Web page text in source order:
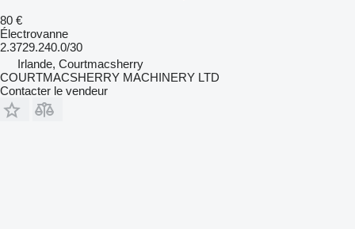
80 €
Électrovanne
2.3729.240.0/30
Irlande, Courtmacsherry
COURTMACSHERRY MACHINERY LTD
Contacter le vendeur